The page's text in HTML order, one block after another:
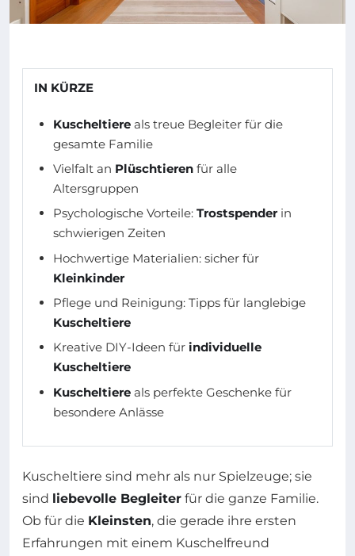
IN KÜRZE
Kuscheltiere als treue Begleiter für die
gesamte Familie
Vielfalt an Plüschtieren für alle
Altersgruppen
Psychologische Vorteile: Trostspender in
schwierigen Zeiten
Hochwertige Materialien: sicher für
Kleinkinder
Pflege und Reinigung: Tipps für langlebige
Kuscheltiere
Kreative DIY-Ideen für individuelle
Kuscheltiere
Kuscheltiere als perfekte Geschenke für
besondere Anlässe
Kuscheltiere sind mehr als nur Spielzeuge; sie
sind liebevolle Begleiter für die ganze Familie.
Ob für die Kleinsten, die gerade ihre ersten
Erfahrungen mit einem Kuschelfreund